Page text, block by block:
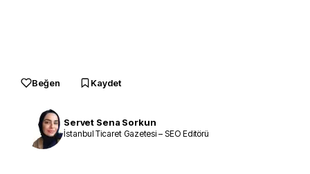
Beğen Kaydet
Servet Sena Sorkun
İstanbul Ticaret Gazetesi – SEO Editörü